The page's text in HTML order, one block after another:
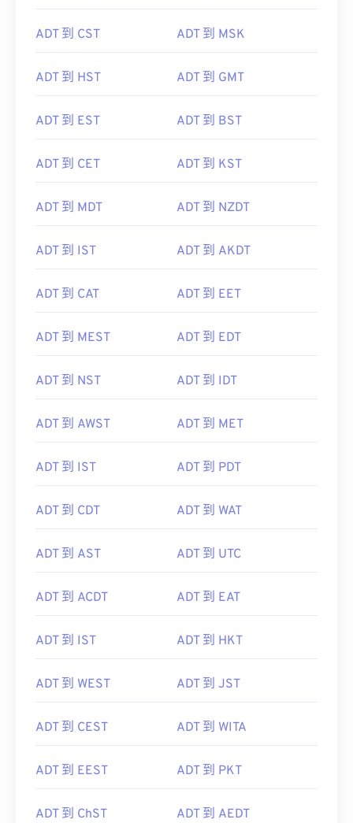
ADT 到 CST ADT 到 MSK
ADT 到 HST ADT 到 GMT
ADT 到 EST ADT 到 BST
ADT 到 CET ADT 到 KST
ADT 到 MDT ADT 到 NZDT
ADT 到 IST ADT 到 AKDT
ADT 到 CAT ADT 到 EET
ADT 到 MEST ADT 到 EDT
ADT 到 NST ADT 到 IDT
ADT 到 AWST ADT 到 MET
ADT 到 IST ADT 到 PDT
ADT 到 CDT ADT 到 WAT
ADT 到 AST ADT 到 UTC
ADT 到 ACDT ADT 到 EAT
ADT 到 IST ADT 到 HKT
ADT 到 WEST ADT 到 JST
ADT 到 CEST ADT 到 WITA
ADT 到 EEST ADT 到 PKT
ADT 到 ChST ADT 到 AEDT